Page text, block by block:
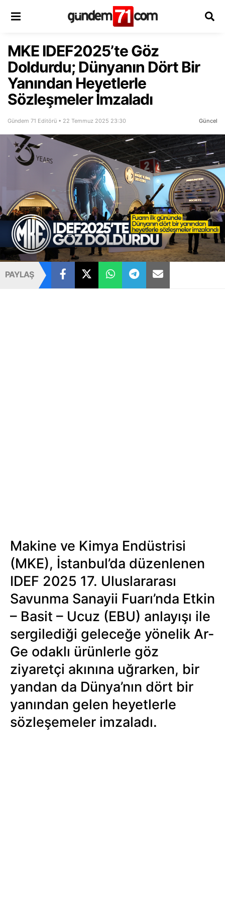
MKE IDEF2025’te Göz
Doldurdu; Dünyanın Dört Bir
Yanından Heyetlerle
Sözleşmeler İmzaladı
Gündem 71 Editörü • 22 Temmuz 2025 23:30 Güncel
PAYLAŞ
Makine ve Kimya Endüstrisi
(MKE), İstanbul’da düzenlenen
IDEF 2025 17. Uluslararası
Savunma Sanayii Fuarı’nda Etkin
– Basit – Ucuz (EBU) anlayışı ile
sergilediği geleceğe yönelik Ar-
Ge odaklı ürünlerle göz
ziyaretçi akınına uğrarken, bir
yandan da Dünya’nın dört bir
yanından gelen heyetlerle
sözleşemeler imzaladı.